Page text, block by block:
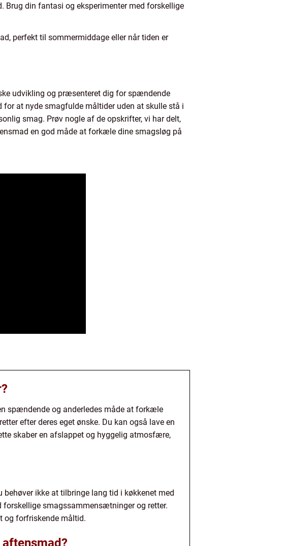
Brug din fantasi og eksperimenter med forskellige
perfekt til sommermiddage eller når tiden er
udvikling og præsenteret dig for spændende
at nyde smagfulde måltider uden at skulle stå i
smag. Prøv nogle af de opskrifter, vi har delt,
en god måde at forkæle dine smagsløg på
spændende og anderledes måde at forkæle
efter deres eget ønske. Du kan også lave en
skaber en afslappet og hyggelig atmosfære,
ikke at tilbringe lang tid i køkkenet med
forskellige smagssammensætninger og retter.
og forfriskende måltid.